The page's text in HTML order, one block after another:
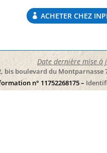
ACHETER CHEZ
Date dernière mise à
bis boulevard du Montparnasse
n° 11752268175 –